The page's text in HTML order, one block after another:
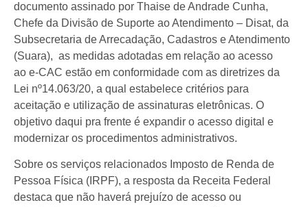
documento assinado por Thaise de Andrade Cunha,
Chefe da Divisão de Suporte ao Atendimento – Disat, da
Subsecretaria de Arrecadação, Cadastros e Atendimento
(Suara), as medidas adotadas em relação ao acesso
ao e-CAC estão em conformidade com as diretrizes da
Lei nº14.063/20, a qual estabelece critérios para
aceitação e utilização de assinaturas eletrônicas. O
objetivo daqui pra frente é expandir o acesso digital e
modernizar os procedimentos administrativos.
Sobre os serviços relacionados Imposto de Renda de
Pessoa Física (IRPF), a resposta da Receita Federal
destaca que não haverá prejuízo de acesso ou